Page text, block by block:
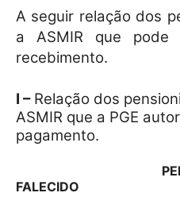
A seguir relação dos
a ASMIR que
recebimento.
I –Relação dos
ASMIR que a PGE
pagamento.
FALECIDO